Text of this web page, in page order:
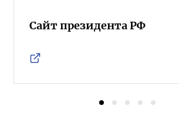
Сайт президента РФ